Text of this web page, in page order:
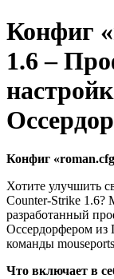
Конфиг
1.6 –
Конфиг
Хотите улучшить
Counter-Strike 1.6?
разработанный
Оссердорфером из
команды
Что включает в